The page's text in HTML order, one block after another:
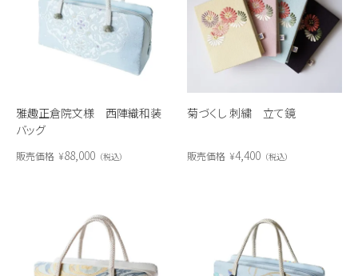
雅趣正倉院文様 西陣織和装
バッグ
販売価格 ¥88,000 税込
菊づくし 刺繍 立て鏡
販売価格 ¥4,400 税込